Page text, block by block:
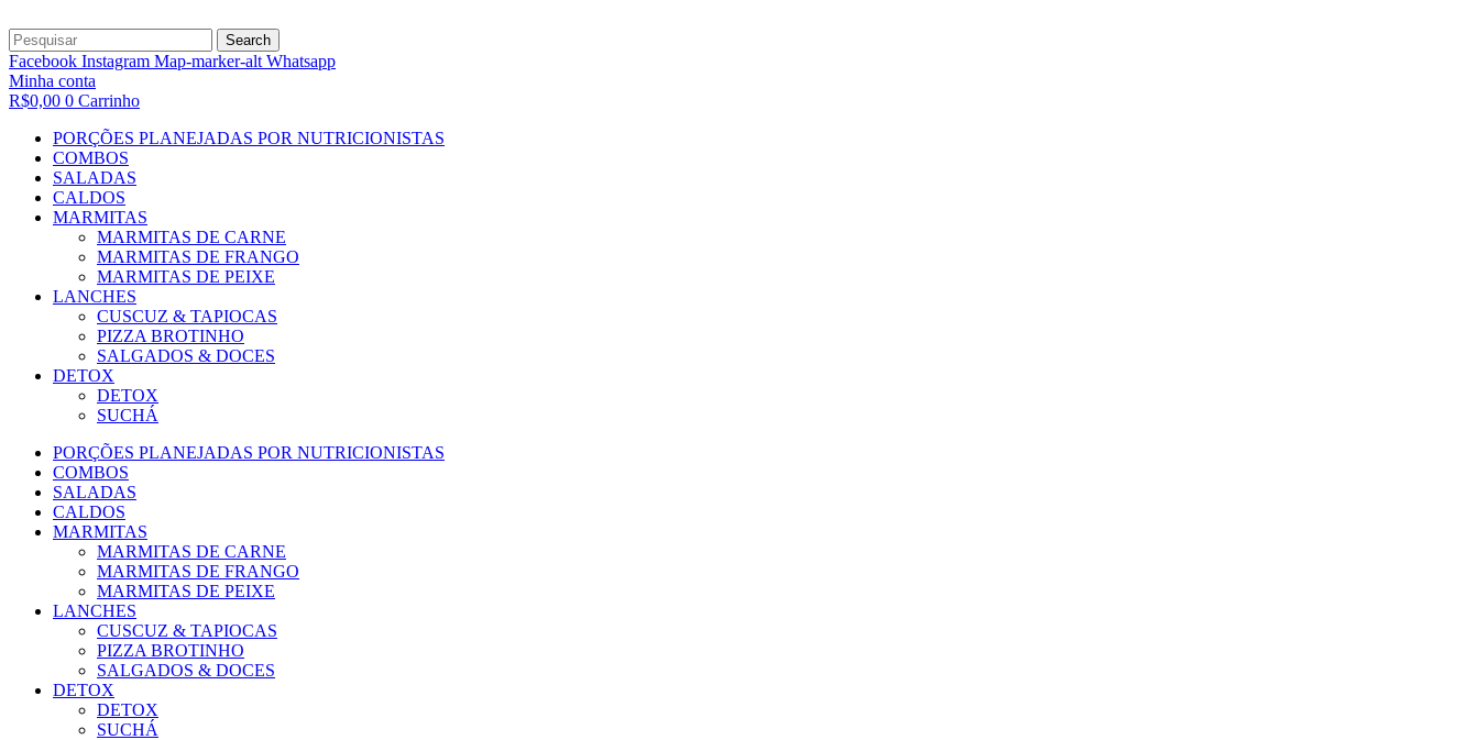
Search
Facebook Instagram Map-marker-alt Whatsapp
Minha conta
R$0,00 0 Carrinho
PORÇÕES PLANEJADAS POR NUTRICIONISTAS​
COMBOS
SALADAS
CALDOS
MARMITAS
MARMITAS DE CARNE
MARMITAS DE FRANGO
MARMITAS DE PEIXE
LANCHES
CUSCUZ & TAPIOCAS
PIZZA BROTINHO
SALGADOS & DOCES
DETOX
DETOX
SUCHÁ
PORÇÕES PLANEJADAS POR NUTRICIONISTAS​
COMBOS
SALADAS
CALDOS
MARMITAS
MARMITAS DE CARNE
MARMITAS DE FRANGO
MARMITAS DE PEIXE
LANCHES
CUSCUZ & TAPIOCAS
PIZZA BROTINHO
SALGADOS & DOCES
DETOX
DETOX
SUCHÁ